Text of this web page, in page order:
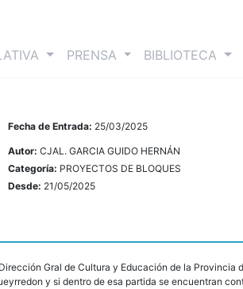
PRENSA BIBLIOTECA
Fecha de Entrada: 25/03/2025
Autor:CJAL. GARCIA GUIDO HERNÁN
Categoría: PROYECTOS DE BLOQUES
Desde: 21/05/2025
Gral de Cultura y Educación de la
y si dentro de esa partida se encuentran